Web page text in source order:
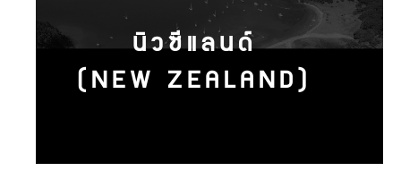
นิวซีแลนด์
(NEW ZEALAND)